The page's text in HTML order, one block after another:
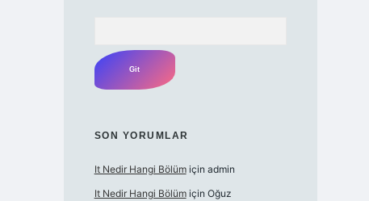
SON YORUMLAR
It Nedir Hangi Bölümiçin admin
It Nedir Hangi Bölümiçin Oğuz